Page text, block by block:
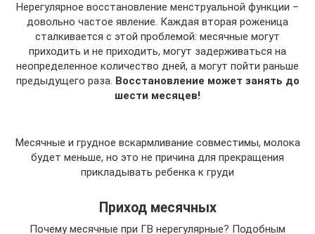
Нерегулярное восстановление менструальной функции –
довольно частое явление. Каждая вторая роженица
сталкивается с этой проблемой: месячные могут
приходить и не приходить, могут задерживаться на
неопределенное количество дней, а могут пойти раньше
предыдущего раза. Восстановление может занять до
шести месяцев!
Месячные и грудное вскармливание совместимы, молока
будет меньше, но это не причина для прекращения
прикладывать ребенка к груди
Приход месячных
Почему месячные при ГВ нерегулярные? Подобным